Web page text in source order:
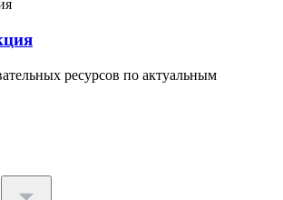
ресурсов по актуальным